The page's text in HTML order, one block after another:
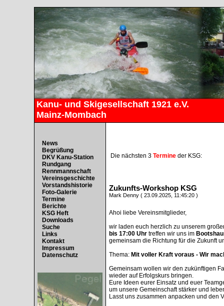
Kanu- und Skigesellschaft 1921 e.V.
Mainz-Mombach
News
Begrüßung
DKV Kanu-Station
Rundgang
Rennmannschaft
Vereinsgeschichte
Vorstandshistorie
Foto-Galerie
Termine
Berichte
KSG Heft
Downloads
Suche
Links
Kontakt
Impressum
Datenschutz
Die nächsten 3 Termineder KSG:
Zukunfts-Workshop KSG
Mark Denny ( 23.09.2025, 11:45:20 )
Ahoi liebe Vereinsmitglieder,
wir laden euch herzlich zu unserem
bis 17:00 Uhrtreffen wir uns im
gemeinsam die Richtung für die Zukunft
Thema: Mit voller Kraft voraus - Wir
Gemeinsam wollen wir den zukünftigen
wieder auf Erfolgskurs bringen.
Eure Ideen eurer Einsatz und euer
um unsere Gemeinschaft stärker und
Lasst uns zusammen anpacken und den